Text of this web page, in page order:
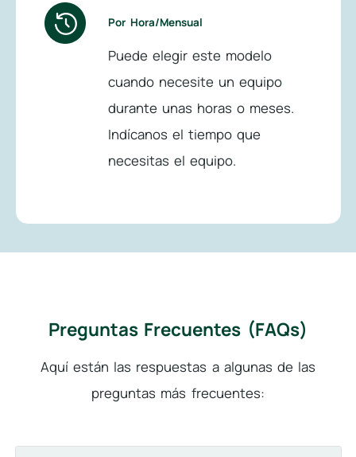
Por Hora/Mensual
Puede elegir este modelo
cuando necesite un equipo
durante unas horas o meses.
Indícanos el tiempo que
necesitas el equipo.
Preguntas Frecuentes (FAQs)
Aquí están las respuestas a algunas de las
preguntas más frecuentes: